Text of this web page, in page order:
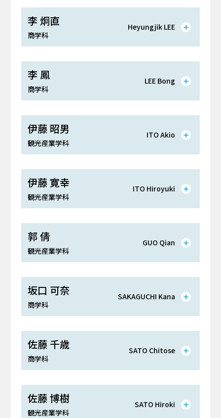
李 炯直
商学科
Heyungjik LEE
李 鳳
商学科
LEE Bong
伊藤 昭男
観光産業学科
ITO Akio
伊藤 寛幸
観光産業学科
ITO Hiroyuki
郭 倩
観光産業学科
GUO Qian
坂口 可奈
商学科
SAKAGUCHI Kana
佐藤 千歳
商学科
SATO Chitose
佐藤 博樹
観光産業学科
SATO Hiroki